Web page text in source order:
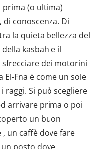
(o ultima)
conoscenza. Di
la quieta bellezza del
kasbah e il
dei motorini
El-Fna é come un sole
raggi. Si può scegliere
arrivare prima o poi
un buon
un caffè dove fare
posto dove